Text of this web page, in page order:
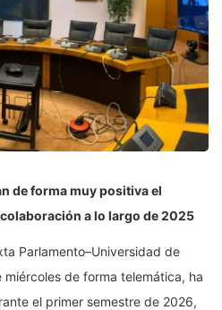
de forma muy positiva el
a lo largo de 2025
Parlamento–Universidad de
de forma telemática, ha
el primer semestre de 2026,